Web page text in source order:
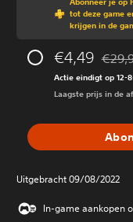
tot deze game
krijgen in de
€4,49
Actie eindigt op 12-
Laagste prijs in de
Uitgebracht 09/08/2022
In-game aankopen